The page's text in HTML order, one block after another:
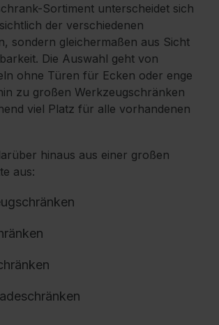
Sortiment unterscheidet sich
der verschiedenen
sondern gleichermaßen aus Sicht
Die Auswahl geht von
ohne Türen für Ecken oder enge
zu großen Werkzeugschränken
viel Platz für alle vorhandenen
hinaus aus einer großen
aus: